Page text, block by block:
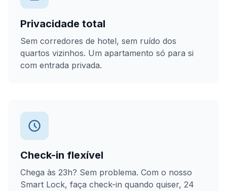
Privacidade total
Sem corredores de hotel, sem ruído dos
quartos vizinhos. Um apartamento só para si
com entrada privada.
Check-in flexível
Chega às 23h? Sem problema. Com o nosso
Smart Lock, faça check-in quando quiser, 24